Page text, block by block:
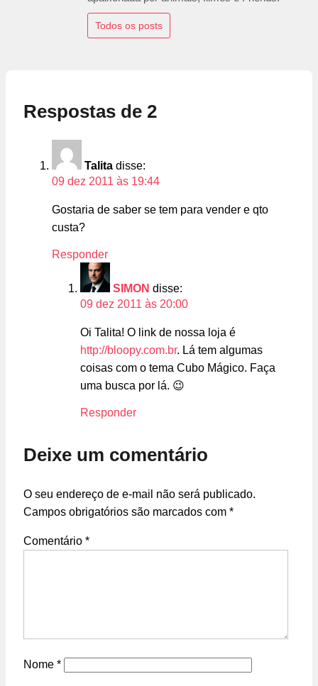
Todos os posts
Respostas de 2
Talita disse:
09 dez 2011 às 19:44
Gostaria de saber se tem para vender e qto
custa?
Responder
SIMON disse:
09 dez 2011 às 20:00
Oi Talita! O link de nossa loja é
http://bloopy.com.br. Lá tem algumas
coisas com o tema Cubo Mágico. Faça
uma busca por lá. 😉
Responder
Deixe um comentário
O seu endereço de e-mail não será publicado.
Campos obrigatórios são marcados com *
Comentário *
Nome *